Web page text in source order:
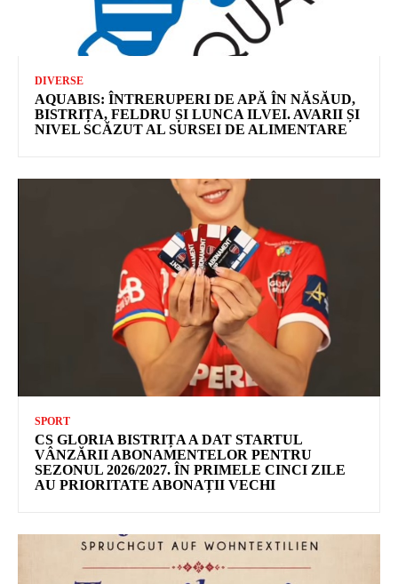
DIVERSE
AQUABIS: ÎNTRERUPERI DE APĂ ÎN NĂSĂUD,
BISTRIȚA, FELDRU ȘI LUNCA ILVEI. AVARII ȘI
NIVEL SCĂZUT AL SURSEI DE ALIMENTARE
SPORT
CS GLORIA BISTRIȚA A DAT STARTUL
VÂNZĂRII ABONAMENTELOR PENTRU
SEZONUL 2026/2027. ÎN PRIMELE CINCI ZILE
AU PRIORITATE ABONAȚII VECHI